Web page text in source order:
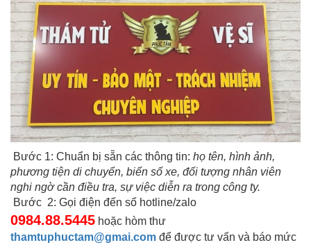
Bước 1: Chuẩn bị sẵn các thông tin: họ tên, hình ảnh,
phương tiện di chuyển, biển số xe, đối tượng nhân viên
nghi ngờ cần điều tra, sự việc diễn ra trong công ty.
Bước 2: Gọi điện đến số hotline/zalo
0984.88.5445 hoặc hòm thư
thamtuphuctam@gmai.com để được tư vấn và báo mức